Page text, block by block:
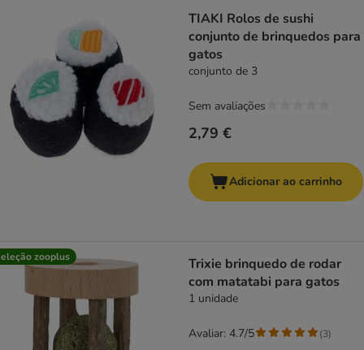
TIAKI Rolos de sushi
conjunto de brinquedos para
gatos
conjunto de 3
2,79 €
Sem avaliações
Adicionar ao carrinho
zooplus
Trixie brinquedo de rodar
com matatabi para gatos
1 unidade
Avaliar: 4.7/5 (3)